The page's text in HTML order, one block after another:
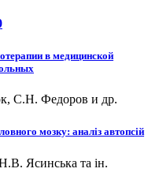
в медицинской
С.Н. Федоров и др.
мозку: аналіз автопсій
Ясинська та ін.